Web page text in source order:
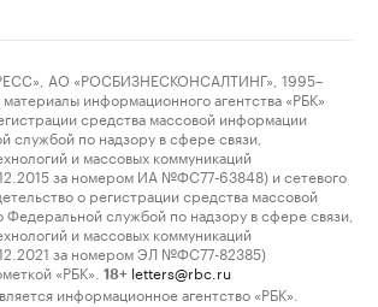
АО «РОСБИЗНЕСКОНСАЛТИНГ», 1995–
информационного агентства «РБК»
средства массовой информации
службой по надзору в сфере связи,
и массовых коммуникаций
за номером ИА №ФС77-63848) и сетевого
о регистрации средства массовой
службой по надзору в сфере связи,
и массовых коммуникаций
за номером ЭЛ №ФС77-82385)
«РБК».
18+ letters@rbc.ru
информационное агентство «РБК».